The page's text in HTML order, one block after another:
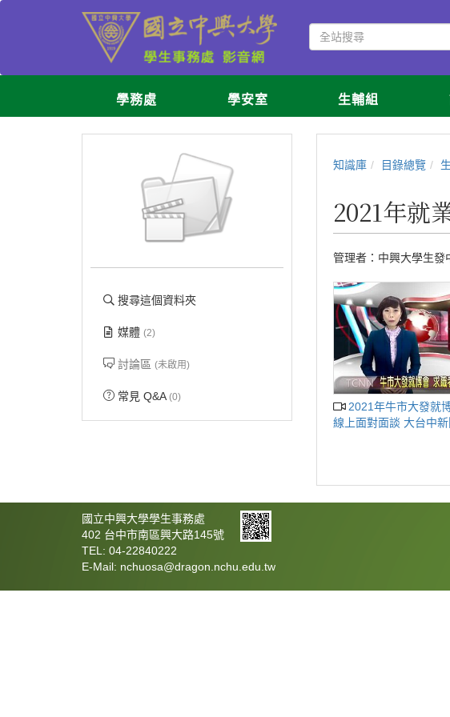
學務處 學安室 生輔組
搜尋這個資料夾
媒體(2)
討論區(未啟用)
常見 Q&A(0)
知識庫 目錄總覽
2021年就
管理者： 中興大學生發
2021年牛市大發就博會 求職者走出
線上面對面談 大台
國立中興大學學生事務處
402 台中市南區興大路145號
TEL: 04-22840222
E-Mail: nchuosa@dragon.nchu.edu.tw